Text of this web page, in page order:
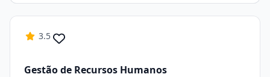
3.5
Gestão de Recursos Humanos